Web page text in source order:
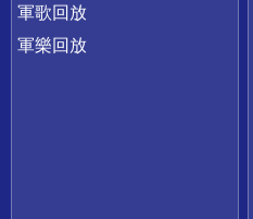
軍歌回放
軍樂回放